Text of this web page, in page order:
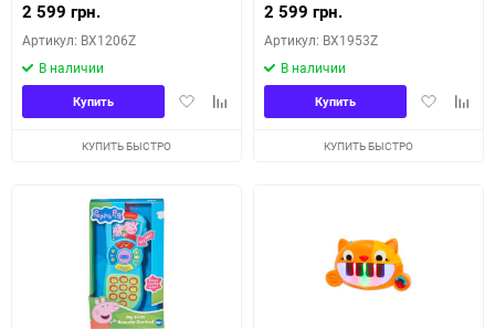
2 599 грн.
Артикул: BX1206Z
В наличии
ДобавитьДобавить
Купить
КУПИТЬ БЫСТРО
2 599 грн.
Артикул: BX1953Z
В наличии
Добавить
Купить
КУПИТЬ БЫСТРО